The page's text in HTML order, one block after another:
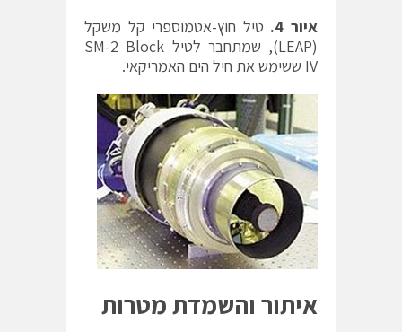
איור 4.
טיל חוץ-אטמוספרי קל משקל
(LEAP), שמתחבר לטיל SM-2 Block
IV ששימש את חיל הים האמריקאי.
איתור והשמדת מטרות